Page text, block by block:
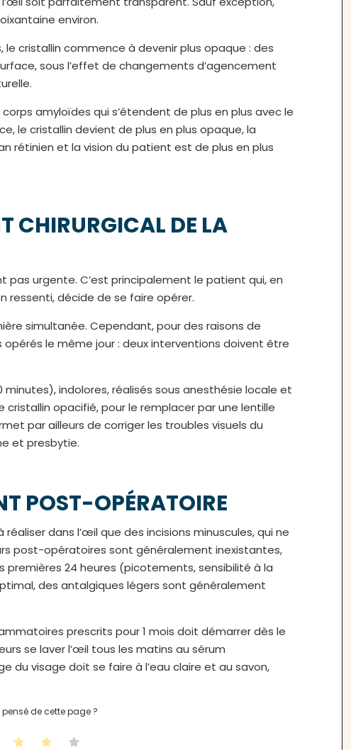
environ.
cristallin commence à devenir plus opaque : des
sous l’effet de changements d’agencement
amyloïdes qui s’étendent de plus en plus avec le
le cristallin devient de plus en plus opaque, la
rétinien et la vision du patient est de plus en plus
CHIRURGICAL DE LA
pas urgente. C’est principalement le patient qui, en
ressenti, décide de se faire opérer.
simultanée. Cependant, pour des raisons de
le même jour : deux interventions doivent être
minutes), indolores, réalisés sous anesthésie locale et
opacifié, pour le remplacer par une lentille
par ailleurs de corriger les troubles visuels du
et presbytie.
POST-OPÉRATOIRE
dans l’œil que des incisions minuscules, qui ne
post-opératoires sont généralement inexistantes,
24 heures (picotements, sensibilité à la
des antalgiques légers sont généralement
prescrits pour 1 mois doit démarrer dès le
se laver l’œil tous les matins au sérum
du visage doit se faire à l’eau claire et au savon,
de cette page ?